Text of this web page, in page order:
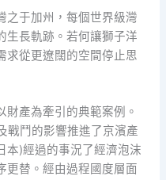
之于加州，每個世界級灣
生長軌跡。若何讓獅子洋
求從更遼闊的空間停止思
產為牽引的典範案例。
戰鬥的影響推進了京濱產
本)經過的事況了經濟泡沫
更替。經由過程國度層面